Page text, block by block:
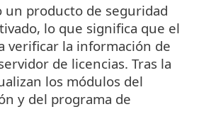
un producto de seguridad
lo que significa que el
verificar la información de
de licencias. Tras la
los módulos del
y del programa de